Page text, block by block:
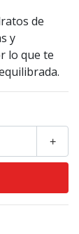
de
y
lo que te
+